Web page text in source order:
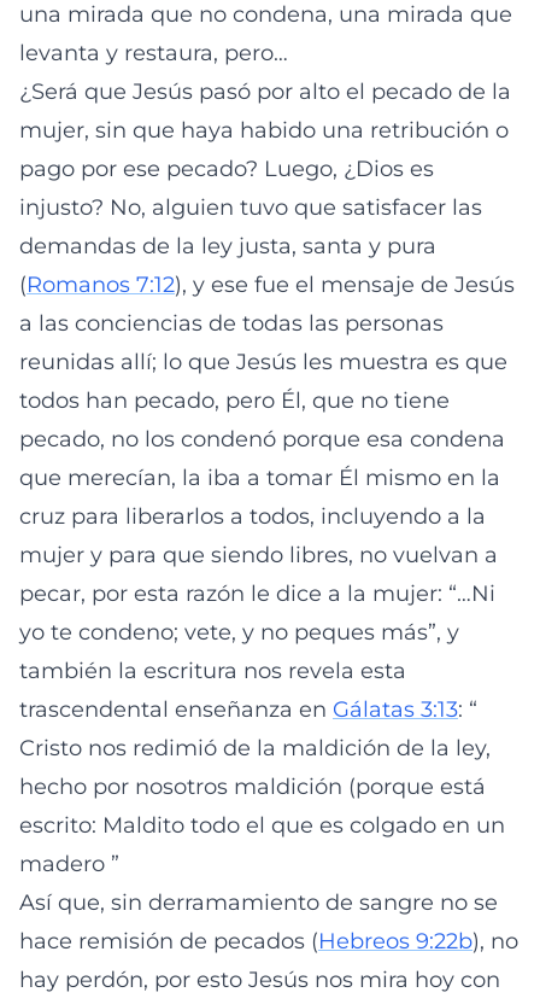
una mirada que no condena, una mirada que
levanta y restaura, pero…
¿Será que Jesús pasó por alto el pecado de la
mujer, sin que haya habido una retribución o
pago por ese pecado? Luego, ¿Dios es
injusto? No, alguien tuvo que satisfacer las
demandas de la ley justa, santa y pura
(Romanos 7:12), y ese fue el mensaje de Jesús
a las conciencias de todas las personas
reunidas allí; lo que Jesús les muestra es que
todos han pecado, pero Él, que no tiene
pecado, no los condenó porque esa condena
que merecían, la iba a tomar Él mismo en la
cruz para liberarlos a todos, incluyendo a la
mujer y para que siendo libres, no vuelvan a
pecar, por esta razón le dice a la mujer: “…Ni
yo te condeno; vete, y no peques más”, y
también la escritura nos revela esta
trascendental enseñanza en Gálatas 3:13: “
Cristo nos redimió de la maldición de la ley,
hecho por nosotros maldición (porque está
escrito: Maldito todo el que es colgado en un
madero ”
Así que, sin derramamiento de sangre no se
hace remisión de pecados (Hebreos 9:22b), no
hay perdón, por esto Jesús nos mira hoy con